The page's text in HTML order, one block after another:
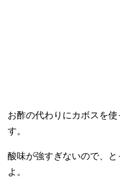
お酢の代わりにカボスを
す。
酸味が強すぎないので、
よ。